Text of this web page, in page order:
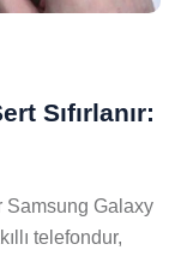
Sıfırlanır:
Samsung Galaxy
telefondur,